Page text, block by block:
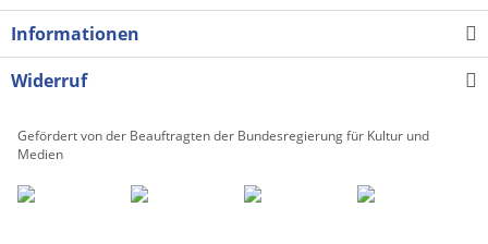
Informationen
Widerruf
Gefördert von der Beauftragten der Bundesregierung für Kultur und
Medien